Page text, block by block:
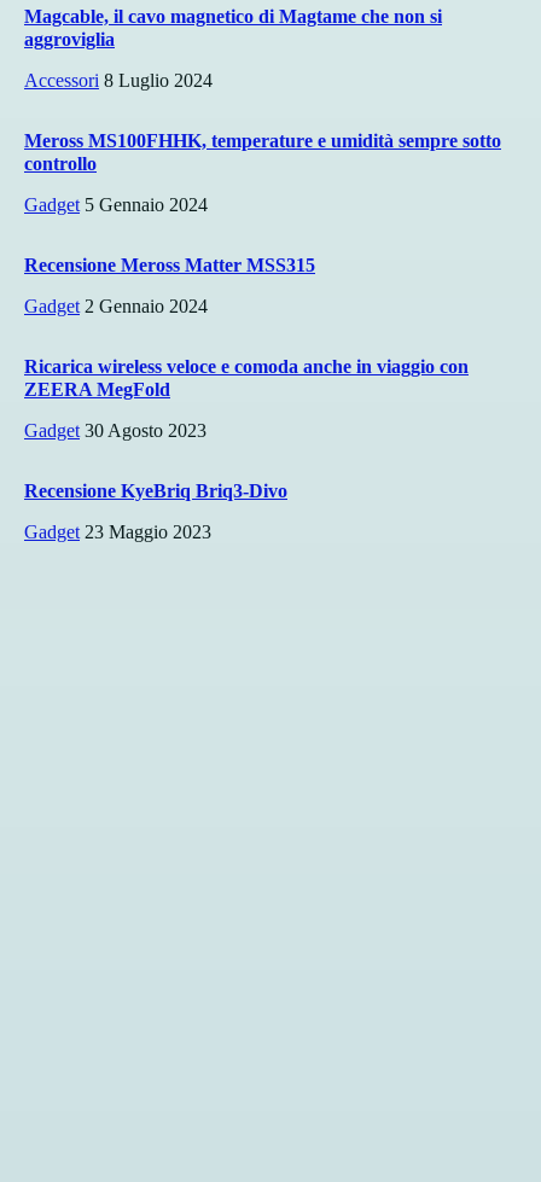
Magcable, il cavo magnetico di Magtame che non si
aggroviglia
Accessori 8 Luglio 2024
Meross MS100FHHK, temperature e umidità sempre sotto
controllo
Gadget 5 Gennaio 2024
Recensione Meross Matter MSS315
Gadget 2 Gennaio 2024
Ricarica wireless veloce e comoda anche in viaggio con
ZEERA MegFold
Gadget 30 Agosto 2023
Recensione KyeBriq Briq3-Divo
Gadget 23 Maggio 2023